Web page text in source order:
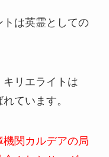
トは英霊としての
キリエライトは
ています。
関カルデアの局